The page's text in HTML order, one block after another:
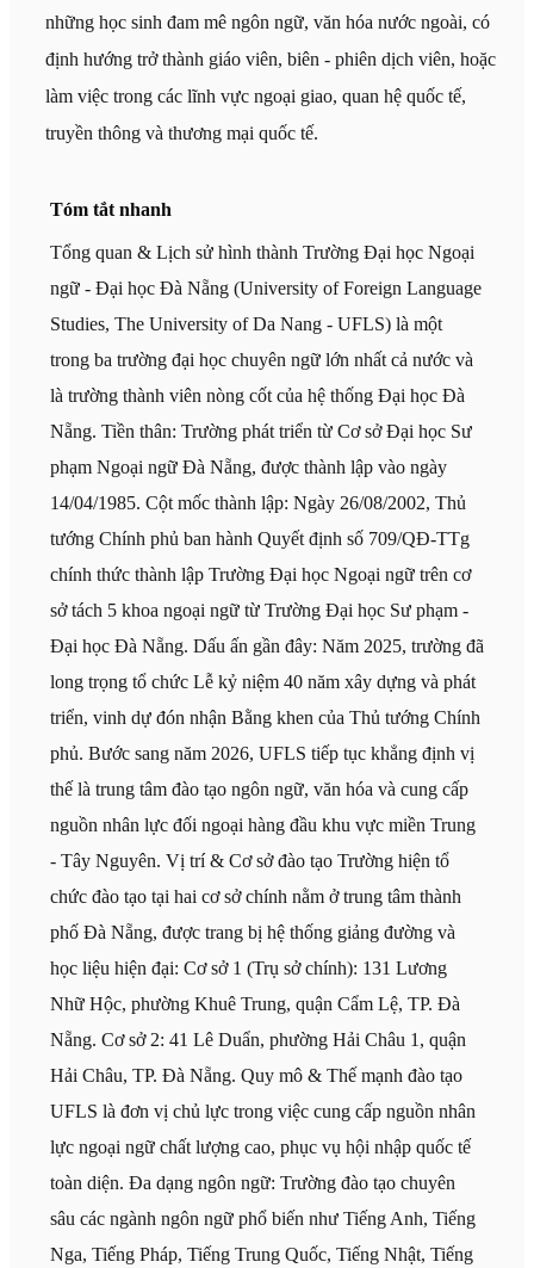
những học sinh đam mê ngôn ngữ, văn hóa nước ngoài, có
định hướng trở thành giáo viên, biên - phiên dịch viên, hoặc
làm việc trong các lĩnh vực ngoại giao, quan hệ quốc tế,
truyền thông và thương mại quốc tế.
Tóm tắt nhanh
Tổng quan & Lịch sử hình thành Trường Đại học Ngoại
ngữ - Đại học Đà Nẵng (University of Foreign Language
Studies, The University of Da Nang - UFLS) là một
trong ba trường đại học chuyên ngữ lớn nhất cả nước và
là trường thành viên nòng cốt của hệ thống Đại học Đà
Nẵng. Tiền thân: Trường phát triển từ Cơ sở Đại học Sư
phạm Ngoại ngữ Đà Nẵng, được thành lập vào ngày
14/04/1985. Cột mốc thành lập: Ngày 26/08/2002, Thủ
tướng Chính phủ ban hành Quyết định số 709/QĐ-TTg
chính thức thành lập Trường Đại học Ngoại ngữ trên cơ
sở tách 5 khoa ngoại ngữ từ Trường Đại học Sư phạm -
Đại học Đà Nẵng. Dấu ấn gần đây: Năm 2025, trường đã
long trọng tổ chức Lễ kỷ niệm 40 năm xây dựng và phát
triển, vinh dự đón nhận Bằng khen của Thủ tướng Chính
phủ. Bước sang năm 2026, UFLS tiếp tục khẳng định vị
thế là trung tâm đào tạo ngôn ngữ, văn hóa và cung cấp
nguồn nhân lực đối ngoại hàng đầu khu vực miền Trung
- Tây Nguyên. Vị trí & Cơ sở đào tạo Trường hiện tổ
chức đào tạo tại hai cơ sở chính nằm ở trung tâm thành
phố Đà Nẵng, được trang bị hệ thống giảng đường và
học liệu hiện đại: Cơ sở 1 (Trụ sở chính): 131 Lương
Nhữ Hộc, phường Khuê Trung, quận Cẩm Lệ, TP. Đà
Nẵng. Cơ sở 2: 41 Lê Duẩn, phường Hải Châu 1, quận
Hải Châu, TP. Đà Nẵng. Quy mô & Thế mạnh đào tạo
UFLS là đơn vị chủ lực trong việc cung cấp nguồn nhân
lực ngoại ngữ chất lượng cao, phục vụ hội nhập quốc tế
toàn diện. Đa dạng ngôn ngữ: Trường đào tạo chuyên
sâu các ngành ngôn ngữ phổ biến như Tiếng Anh, Tiếng
Nga, Tiếng Pháp, Tiếng Trung Quốc, Tiếng Nhật, Tiếng